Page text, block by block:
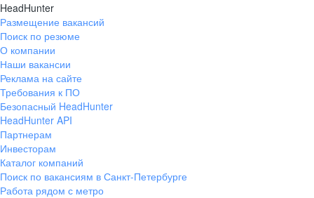
HeadHunter
Размещение вакансий
Поиск по резюме
О компании
Наши вакансии
Реклама на сайте
Требования к ПО
Безопасный HeadHunter
HeadHunter API
Партнерам
Инвесторам
Каталог компаний
Поиск по вакансиям в Санкт-Петербурге
Работа рядом с метро